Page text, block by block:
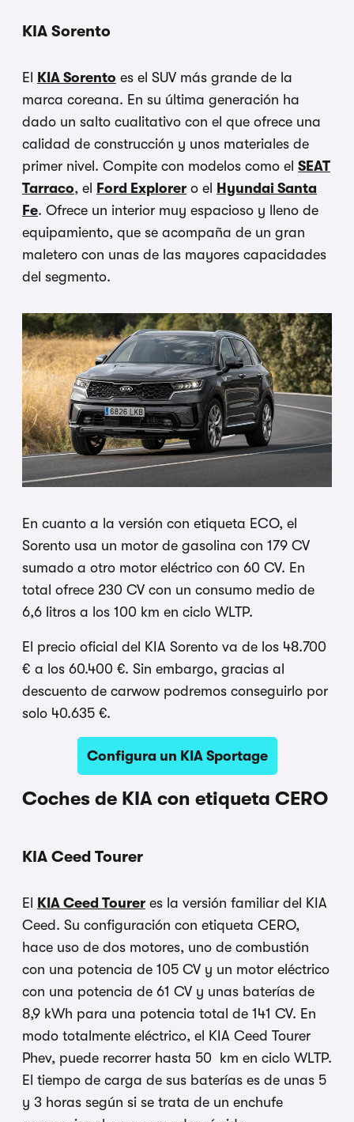
KIA Sorento
El KIA Sorento es el SUV más grande de la
marca coreana. En su última generación ha
dado un salto cualitativo con el que ofrece una
calidad de construcción y unos materiales de
primer nivel. Compite con modelos como el SEAT
Tarraco, el Ford Explorer o el Hyundai Santa
Fe. Ofrece un interior muy espacioso y lleno de
equipamiento, que se acompaña de un gran
maletero con unas de las mayores capacidades
del segmento.
En cuanto a la versión con etiqueta ECO, el
Sorento usa un motor de gasolina con 179 CV
sumado a otro motor eléctrico con 60 CV. En
total ofrece 230 CV con un consumo medio de
6,6 litros a los 100 km en ciclo WLTP.
El precio oficial del KIA Sorento va de los 48.700
€ a los 60.400 €. Sin embargo, gracias al
descuento de carwow podremos conseguirlo por
solo 40.635 €.
Configura un KIA Sportage
Coches de KIA con etiqueta CERO
KIA Ceed Tourer
El KIA Ceed Tourer es la versión familiar del KIA
Ceed. Su configuración con etiqueta CERO,
hace uso de dos motores, uno de combustión
con una potencia de 105 CV y un motor eléctrico
con una potencia de 61 CV y unas baterías de
8,9 kWh para una potencia total de 141 CV. En
modo totalmente eléctrico, el KIA Ceed Tourer
Phev, puede recorrer hasta 50 km en ciclo WLTP.
El tiempo de carga de sus baterías es de unas 5
y 3 horas según si se trata de un enchufe